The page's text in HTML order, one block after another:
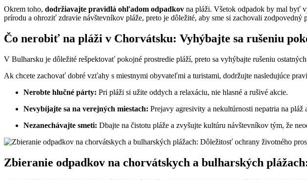
Okrem toho, dodržiavajte pravidlá ohľadom odpadkov na pláži. Všetok odpadok by mal byť
prírodu a ohroziť zdravie návštevníkov pláže, preto je dôležité, aby sme si zachovali zodpovedný
Čo nerobiť na pláži v Chorvátsku: Vyhýbajte sa rušeniu
V Bulharsku je dôležité rešpektovať pokojné prostredie pláží, preto sa vyhýbajte rušeniu
Ak chcete zachovať dobré vzťahy s miestnymi obyvateľmi a turistami, dodržujte nasledujúce
Nerobte hlučné párty: Pri pláži si užite oddych a relaxáciu, nie hlasné a rušivé akcie.
Nevybíjajte sa na verejných miestach: Prejavy agresivity a nekultúrnosti nepatria na
Nezanechávajte smeti: Dbajte na čistotu pláže a zvyšujte kultúru návštevníkov tým, že
Zbieranie odpadkov na chorvátskych a bulharských